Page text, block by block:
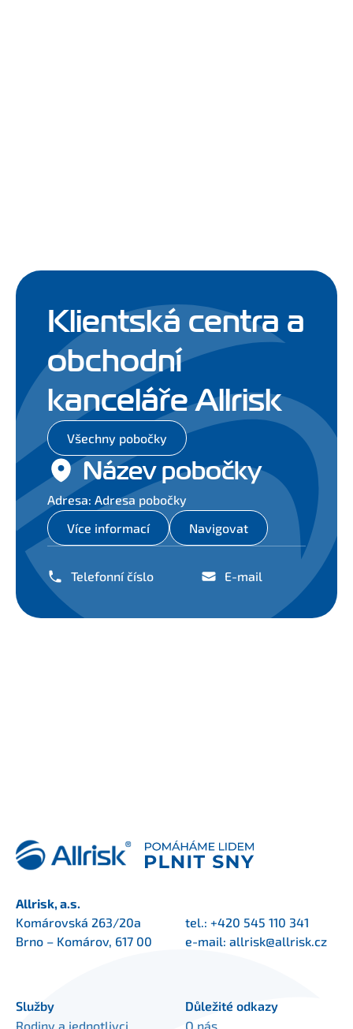
Klientská centra a
obchodní
kanceláře Allrisk
Všechny pobočky
Název pobočky
Adresa: Adresa pobočky
Více informací
Navigovat
Telefonní číslo E-mail
Allrisk, a.s.
Komárovská 263/20a
Brno – Komárov, 617 00
tel.: +420 545 110 341
e-mail: allrisk@allrisk.cz
Služby
Rodiny a jednotlivci
Důležité odkazy
O nás